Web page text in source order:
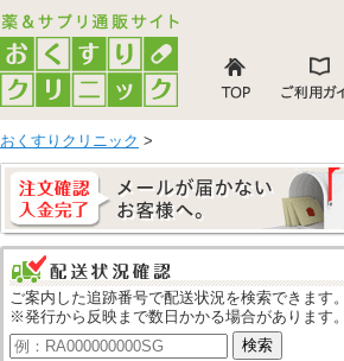
おくすりクリニック >
ご案内した追跡番号で配送状況を検索できます。
※発行から反映まで数日かかる場合があります。